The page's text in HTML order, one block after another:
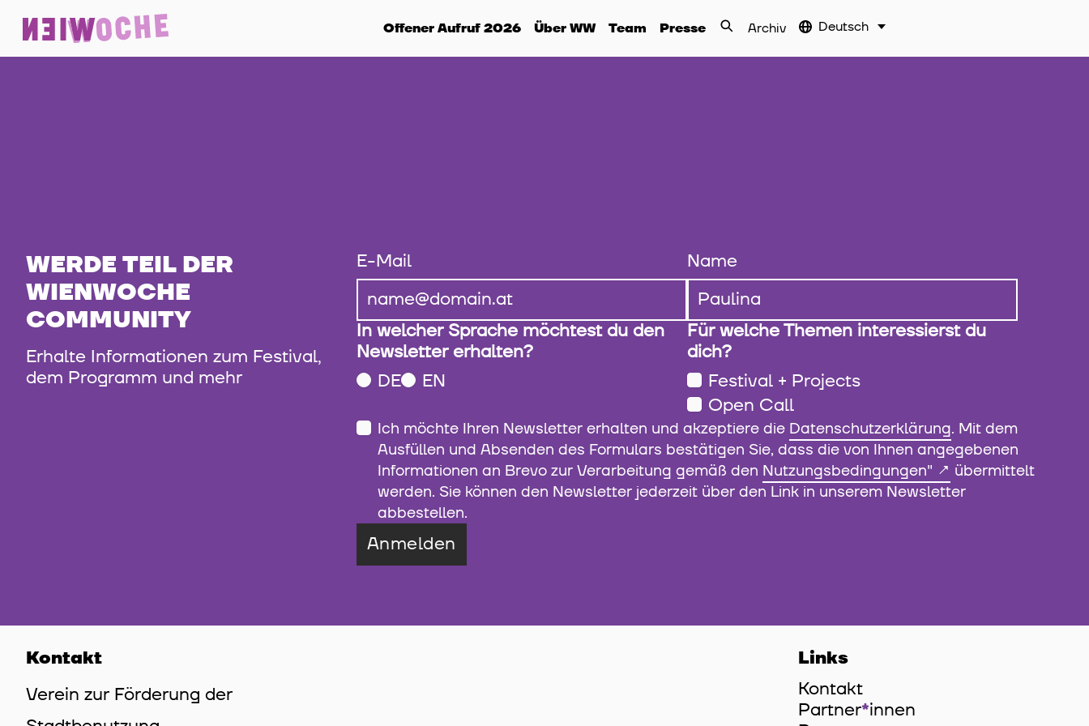
Offener Aufruf 2026 Über WW Team Presse Archiv Deutsch
WERDE TEIL DER
WIENWOCHE
COMMUNITY
Erhalte Informationen zum Festival,
dem Programm und mehr
E-Mail Name
In welcher Sprache möchtest du den
Newsletter erhalten?
DE
EN
Für welche Themen interessierst du
dich?
Festival + Projects
Open Call
Ich möchte Ihren Newsletter erhalten und akzeptiere die Datenschutzerklärung. Mit dem
Ausfüllen und Absenden des Formulars bestätigen Sie, dass die von Ihnen angegebenen
Informationen an Brevo zur Verarbeitung gemäß den Nutzungsbedingungen"
übermittelt
werden. Sie können den Newsletter jederzeit über den Link in unserem Newsletter
abbestellen.
Anmelden
Kontakt
Verein zur Förderung der
Links
Kontakt
Partner*innen